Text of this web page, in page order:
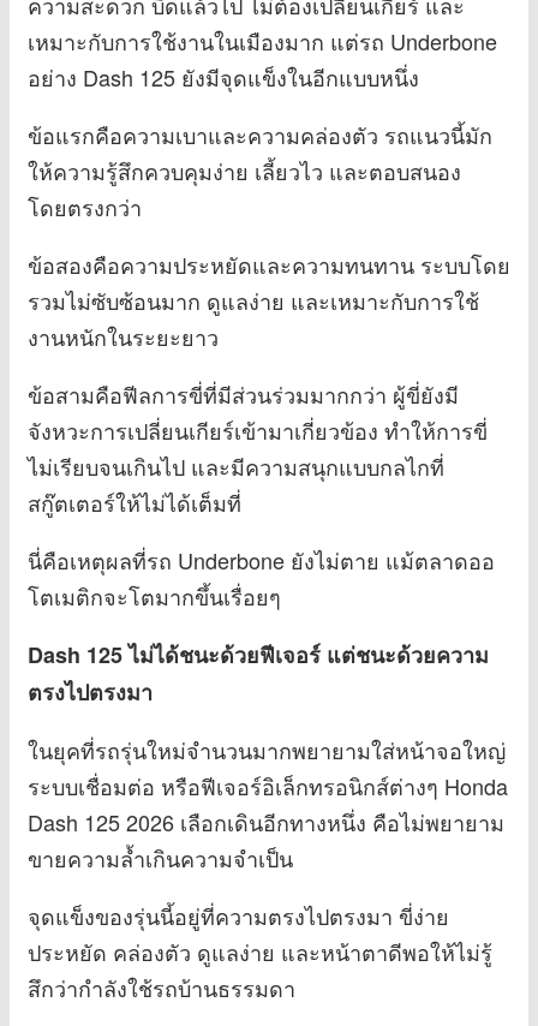
เหมาะกับการใช้งานในเมืองมาก แต่รถ Underbone
อย่าง Dash 125 ยังมีจุดแข็งในอีกแบบหนึ่ง
ข้อแรกคือความเบาและความคล่องตัว รถแนวนี้มัก
ให้ความรู้สึกควบคุมง่าย เลี้ยวไว และตอบสนอง
โดยตรงกว่า
ข้อสองคือความประหยัดและความทนทาน ระบบโดย
รวมไม่ซับซ้อนมาก ดูแลง่าย และเหมาะกับการใช้
งานหนักในระยะยาว
ข้อสามคือฟีลการขี่ที่มีส่วนร่วมมากกว่า ผู้ขี่ยังมี
จังหวะการเปลี่ยนเกียร์เข้ามาเกี่ยวข้อง ทำให้การขี่
ไม่เรียบจนเกินไป และมีความสนุกแบบกลไกที่
สกู๊ตเตอร์ให้ไม่ได้เต็มที่
นี่คือเหตุผลที่รถ Underbone ยังไม่ตาย แม้ตลาดออ
โตเมติกจะโตมากขึ้นเรื่อยๆ
Dash 125 ไม่ได้ชนะด้วยฟีเจอร์ แต่ชนะด้วยความ
ตรงไปตรงมา
ในยุคที่รถรุ่นใหม่จำนวนมากพยายามใส่หน้าจอใหญ่
ระบบเชื่อมต่อ หรือฟีเจอร์อิเล็กทรอนิกส์ต่างๆ Honda
Dash 125 2026 เลือกเดินอีกทางหนึ่ง คือไม่พยายาม
ขายความล้ำเกินความจำเป็น
จุดแข็งของรุ่นนี้อยู่ที่ความตรงไปตรงมา ขี่ง่าย
ประหยัด คล่องตัว ดูแลง่าย และหน้าตาดีพอให้ไม่รู้
สึกว่ากำลังใช้รถบ้านธรรมดา